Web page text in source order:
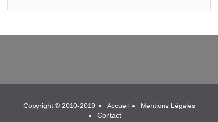
BatiWebPro
Copyright © 2010-2019 Accueil
Mentions Légales
Contact